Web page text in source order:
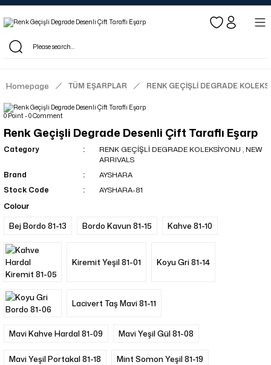
Log in to see dealer-specific net prices.
Free shipping on bulk orders!
Log in as a dealer to view current stock and net prices.
Homepage TÜM EŞARPLAR RENK GEÇİŞLİ DEGRADE
0 Point - 0 Comment
Renk Geçişli Degrade Desenli Çift Taraflı Eşarp
Category RENK GEÇİŞLİ DEGRADE KOLEKSİYONU , NEW
ARRIVALS
Brand
AYSHARA
Stock Code
AYSHARA-81
Colour
Bej Bordo 81-13
Bordo Kavun 81-15 Kahve 81-10
Kiremit Yeşil 81-01 Koyu Gri 81-14
Lacivert Taş Mavi 81-11
Mavi Kahve Hardal 81-09 Mavi Yeşil Gül 81-08
Mavi Yeşil Portakal 81-18 Mint Somon Yeşil 81-19